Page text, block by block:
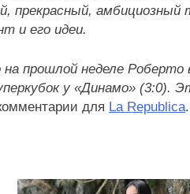
прекрасный, амбициозный
и его идеи.
на прошлой неделе
у «Динамо» (3:0).
для La Republica.